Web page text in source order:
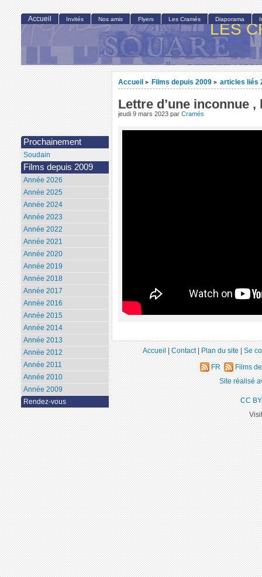
LES
Accueil > Films depuis 2009 > articles liés
Lettre d’une inconnue ,
jeudi 9 mars 2023 par Cramés
Accueil Invités Nos amis Flyers Les Cramés Diaporama
Prochainement
Soudain
Films depuis 2009
Année 2026
Année 2025
Année 2024
Année 2023
Année 2022
Année 2021
Année 2020
Année 2019
Année 2018
Année 2017
Année 2016
Année 2015
Année 2014
Année 2013
Année 2012
Année 2011
Année 2010
Année 2009
Rendez-vous
Accueil|Contact|Plan du site|Se
FR
Films
Site réalisé
CC